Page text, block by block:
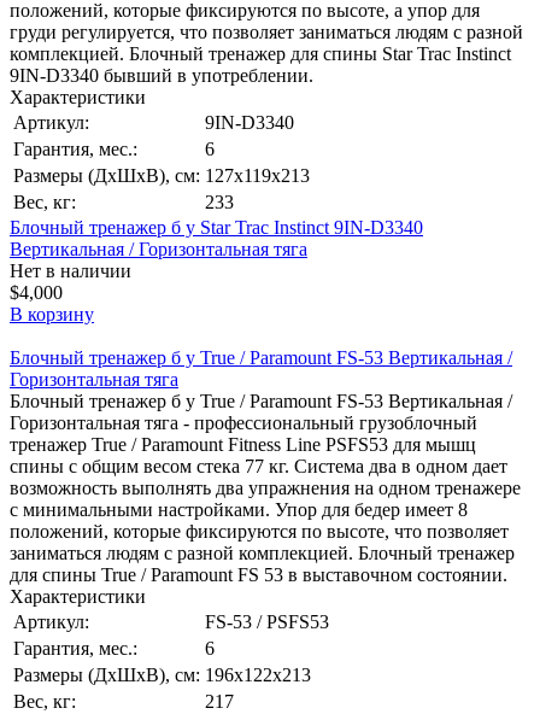
положений, которые фиксируются по высоте, а упор для
груди регулируется, что позволяет заниматься людям с разной
комплекцией. Блочный тренажер для спины Star Trac Instinct
9IN-D3340 бывший в употреблении.
Характеристики
Артикул:
9IN-D3340
Гарантия, мес.:
6
Размеры (ДхШхВ), см: 127х119х213
Вес, кг:
233
Блочный тренажер б у Star Trac Instinct 9IN-D3340
Вертикальная / Горизонтальная тяга
Нет в наличии
$4,000
В корзину
Блочный тренажер б у True / Paramount FS-53 Вертикальная /
Горизонтальная тяга
Блочный тренажер б у True / Paramount FS-53 Вертикальная /
Горизонтальная тяга - профессиональный грузоблочный
тренажер True / Paramount Fitness Line PSFS53 для мышц
спины с общим весом стека 77 кг. Система два в одном дает
возможность выполнять два упражнения на одном тренажере
с минимальными настройками. Упор для бедер имеет 8
положений, которые фиксируются по высоте, что позволяет
заниматься людям с разной комплекцией. Блочный тренажер
для спины True / Paramount FS 53 в выставочном состоянии.
Характеристики
Артикул:
FS-53 / PSFS53
Гарантия, мес.:
6
Размеры (ДхШхВ), см: 196х122х213
Вес, кг:
217